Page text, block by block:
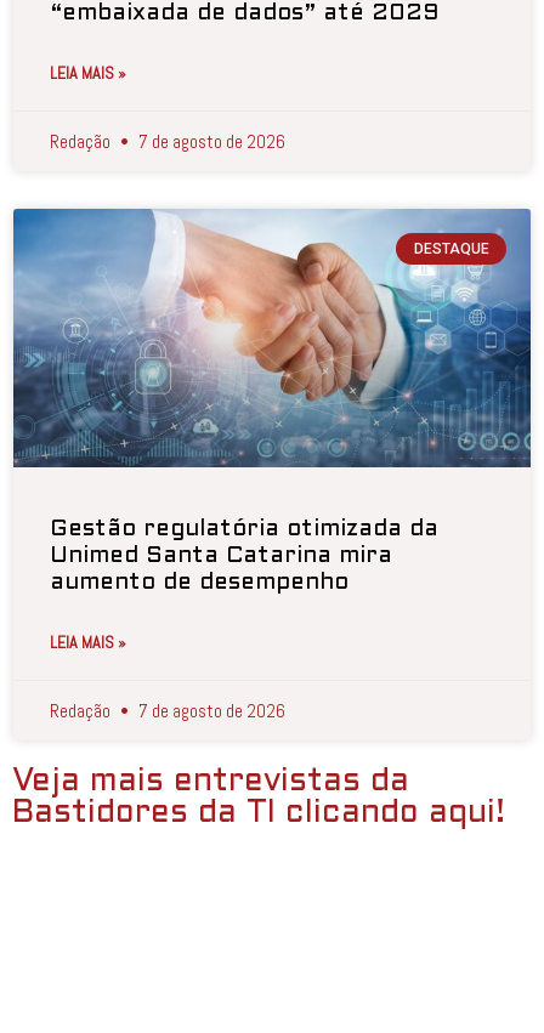
“embaixada de dados” até 2029
LEIA MAIS »
Redação 7 de agosto de 2026
DESTAQUE
Gestão regulatória otimizada da
Unimed Santa Catarina mira
aumento de desempenho
LEIA MAIS »
Redação 7 de agosto de 2026
Veja mais entrevistas da
Bastidores da TI clicando aqui!